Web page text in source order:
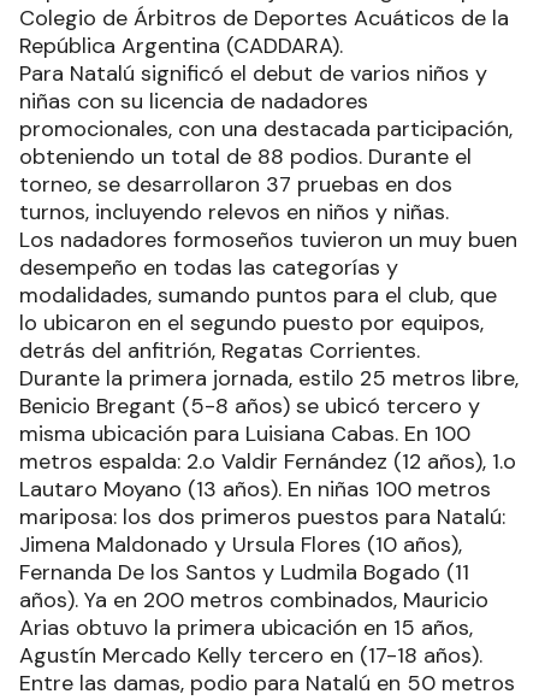
Colegio de Árbitros de Deportes Acuáticos de la
República Argentina (CADDARA).
Para Natalú significó el debut de varios niños y
niñas con su licencia de nadadores
promocionales, con una destacada participación,
obteniendo un total de 88 podios. Durante el
torneo, se desarrollaron 37 pruebas en dos
turnos, incluyendo relevos en niños y niñas.
Los nadadores formoseños tuvieron un muy buen
desempeño en todas las categorías y
modalidades, sumando puntos para el club, que
lo ubicaron en el segundo puesto por equipos,
detrás del anfitrión, Regatas Corrientes.
Durante la primera jornada, estilo 25 metros libre,
Benicio Bregant (5-8 años) se ubicó tercero y
misma ubicación para Luisiana Cabas. En 100
metros espalda: 2.o Valdir Fernández (12 años), 1.o
Lautaro Moyano (13 años). En niñas 100 metros
mariposa: los dos primeros puestos para Natalú:
Jimena Maldonado y Ursula Flores (10 años),
Fernanda De los Santos y Ludmila Bogado (11
años). Ya en 200 metros combinados, Mauricio
Arias obtuvo la primera ubicación en 15 años,
Agustín Mercado Kelly tercero en (17-18 años).
Entre las damas, podio para Natalú en 50 metros